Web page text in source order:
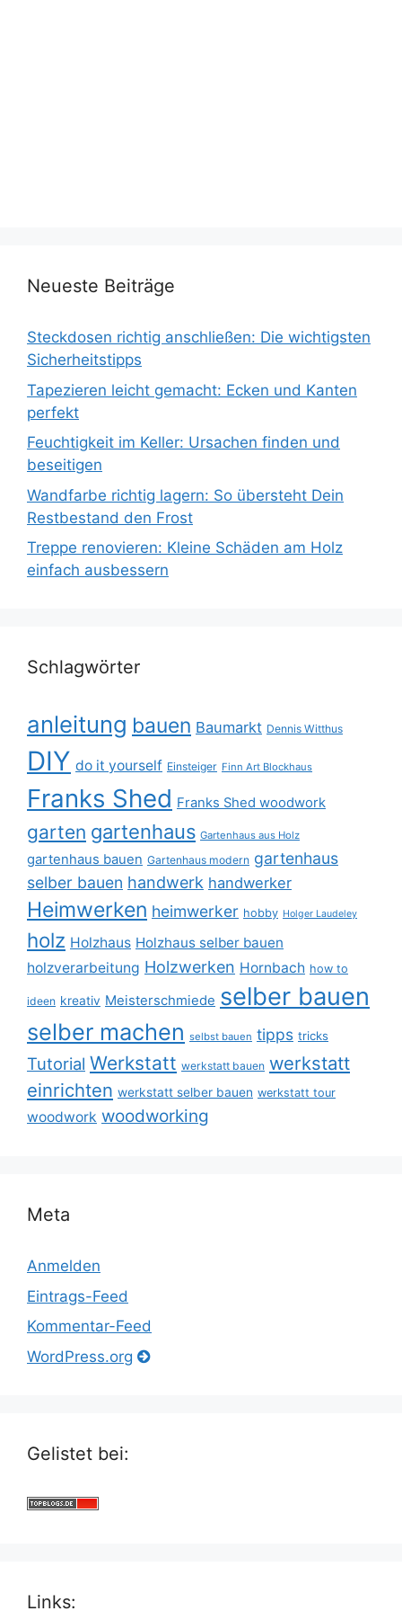
Neueste Beiträge
Steckdosen richtig anschließen: Die wichtigsten
Sicherheitstipps
Tapezieren leicht gemacht: Ecken und Kanten
perfekt
Feuchtigkeit im Keller: Ursachen finden und
beseitigen
Wandfarbe richtig lagern: So übersteht Dein
Restbestand den Frost
Treppe renovieren: Kleine Schäden am Holz
einfach ausbessern
Schlagwörter
anleitung bauen Baumarkt Dennis Witthus
DIY do it yourself Einsteiger Finn Art Blockhaus
Franks Shed Franks Shed woodwork
garten gartenhaus Gartenhaus aus Holz
gartenhaus bauen Gartenhaus modern gartenhaus
selber bauen handwerk handwerker
Heimwerken heimwerker hobby Holger Laudeley
holz Holzhaus Holzhaus selber bauen
holzverarbeitung Holzwerken Hornbach how to
ideen kreativ Meisterschmiede selber bauen
selber machen selbst bauen tipps tricks
Tutorial Werkstatt werkstatt bauen werkstatt
einrichten werkstatt selber bauen werkstatt tour
woodwork woodworking
Meta
Anmelden
Eintrags-Feed
Kommentar-Feed
WordPress.org
Gelistet bei:
Links: